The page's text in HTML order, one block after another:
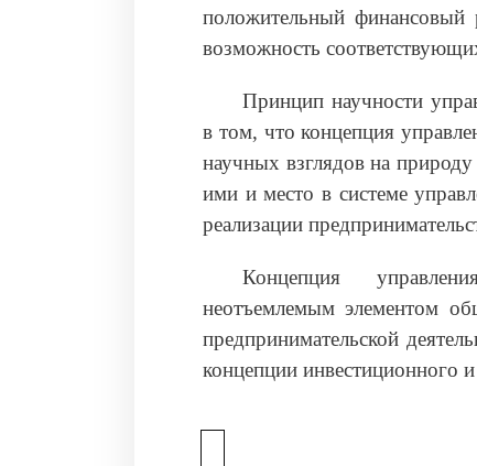
положительный финансовый
возможность
Принцип научности
в том, что концепция
научных взглядов на
ими и место в системе
реализации
Концепция
неотъемлемым элементом
предпринимательской
концепции инвестиционного